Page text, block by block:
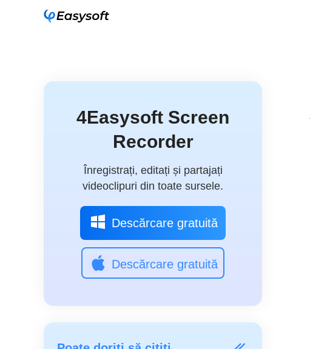
4Easysoft Screen
Recorder
Înregistrați, editați și partajați
videoclipuri din toate sursele.
Descărcare gratuită
Descărcare gratuită